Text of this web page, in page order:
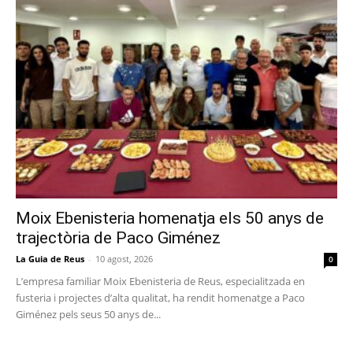
Moix Ebenisteria homenatja els 50 anys de
trajectòria de Paco Giménez
La Guia de Reus - 10 agost, 2026 0
L’empresa familiar Moix Ebenisteria de Reus, especialitzada en
fusteria i projectes d’alta qualitat, ha rendit homenatge a Paco
Giménez pels seus 50 anys de...